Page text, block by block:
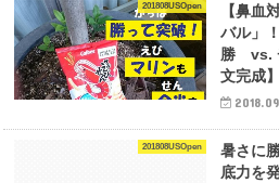
201808USOpen
【鼻血
バル」
勝 vs.
文完成】
201808USOpen
暑さに
底力を